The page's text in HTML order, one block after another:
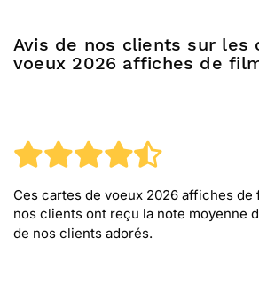
Avis de nos clients sur les
voeux 2026 affiches de
Ces cartes de voeux 2026 affiches de
nos clients ont reçu la note moyenne
de nos clients adorés.